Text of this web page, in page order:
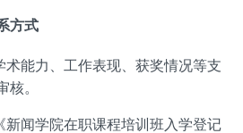
方式
术能力、工作表现、获奖情况等支
核。
新闻学院在职课程培训班入学登记